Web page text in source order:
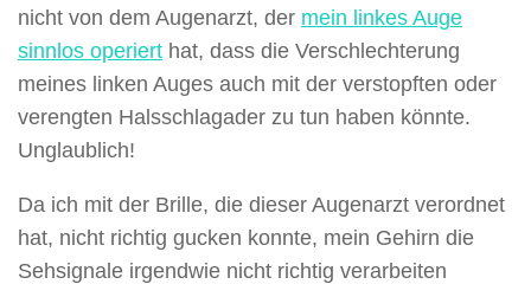
nicht von dem Augenarzt, der mein linkes Auge
sinnlos operiert hat, dass die Verschlechterung
meines linken Auges auch mit der verstopften oder
verengten Halsschlagader zu tun haben könnte.
Unglaublich!
Da ich mit der Brille, die dieser Augenarzt verordnet
hat, nicht richtig gucken konnte, mein Gehirn die
Sehsignale irgendwie nicht richtig verarbeiten